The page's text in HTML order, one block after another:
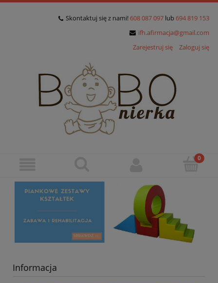
Skontaktuj się z nami! 608 087 097 lub 694 819 153
ifh.afirmacja@gmail.com
Zarejestruj się
Zaloguj się
Informacja